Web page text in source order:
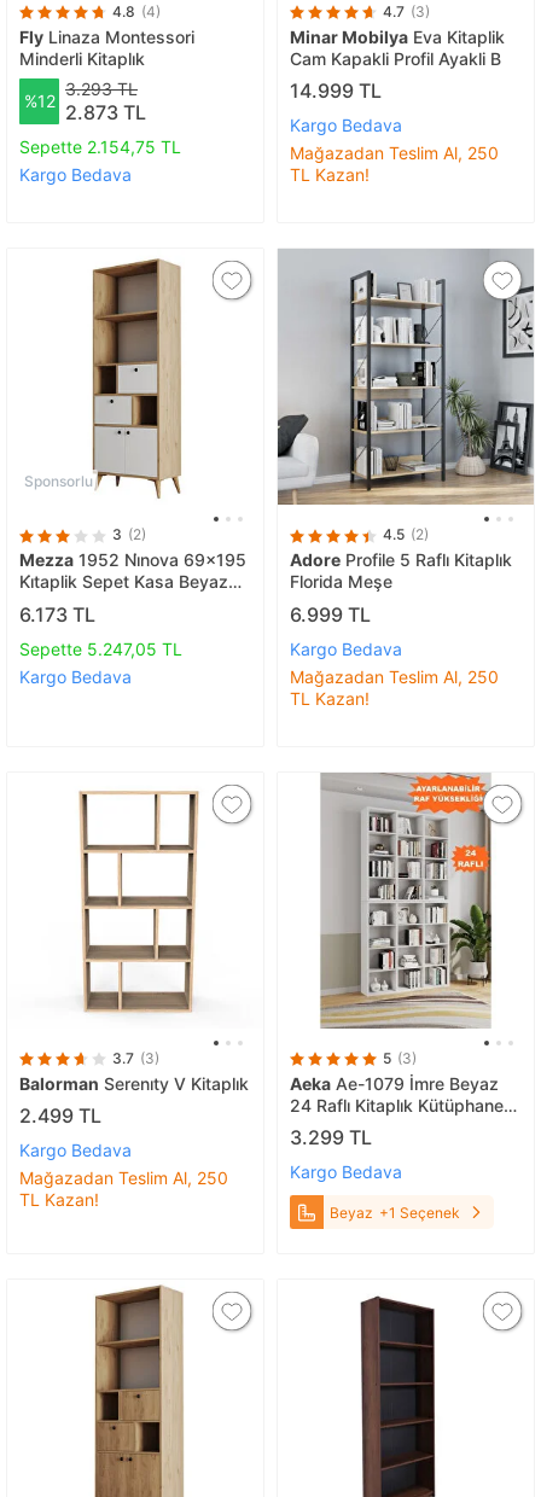
4.8 (4)
Fly Linaza Montessori
Minderli Kitaplık
%12
3.293 TL
2.873 TL
Sepette 2.154,75 TL
Kargo Bedava
4.7 (3)
Minar Mobilya Eva Kitaplik
Cam Kapakli Profil Ayakli B
14.999 TL
Kargo Bedava
Mağazadan Teslim Al, 250
TL Kazan!
Sponsorlu
3 (2)
Mezza 1952 Ni̇nova 69x195
Ki̇taplik Sepet Kasa Beyaz
Kapak
6.173 TL
Sepette 5.247,05 TL
Kargo Bedava
4.5 (2)
Adore Profile 5 Raflı Kitaplık
Florida Meşe
6.999 TL
Kargo Bedava
Mağazadan Teslim Al, 250
TL Kazan!
3.7 (3)
Balorman Serenıty V Kitaplık
2.499 TL
Kargo Bedava
Mağazadan Teslim Al, 250
TL Kazan!
5 (3)
Aeka Ae-1079 İmre Beyaz
24 Raflı Kitaplık Kütüphane
Ayarlanabilir Raf Geniş
Çocuk Odası Beyaz
3.299 TL
Kargo Bedava
Beyaz +1 Seçenek